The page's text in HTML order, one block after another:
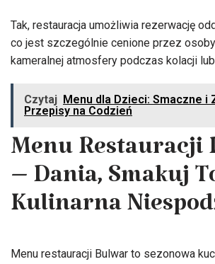
Tak, restauracja umożliwia rezerwację
co jest szczególnie cenione przez
kameralnej atmosfery podczas kolacji
Czytaj Menu dla Dzieci: Smaczne i
Przepisy na Codzień
Menu Restauracji
– Dania, Smakuj
Kulinarna
Menu restauracji Bulwar to sezonowa